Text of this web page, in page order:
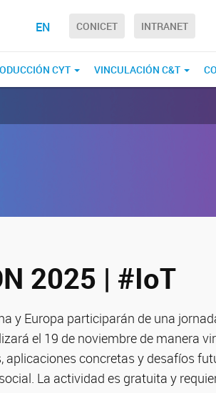
EN CONICET INTRANET
CYT VINCULACIÓN C&T
2025 | #IoT
y Europa participarán de una
el 19 de noviembre de manera
concretas y desafíos
La actividad es gratuita y